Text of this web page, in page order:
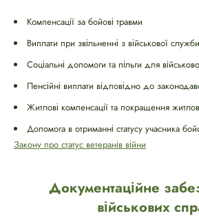
Компенсації за бойові травми
Виплати при звільненні з військової служби
Соціальні допомоги та пільги для
Пенсійні виплати відповідно до
Житлові компенсації та покращення
Допомога в отриманні статусу учасника
Закону про статус ветеранів війни
Документаційне
військових